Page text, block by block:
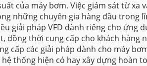
của máy bơm. Việc giám sát từ xa
những chuyên gia hàng đầu trong
giải pháp VFD dành riêng cho ứng
đồng thời cung cấp cho khách
cấp các giải pháp dành cho máy
thống hiện có hay xây dựng hoàn